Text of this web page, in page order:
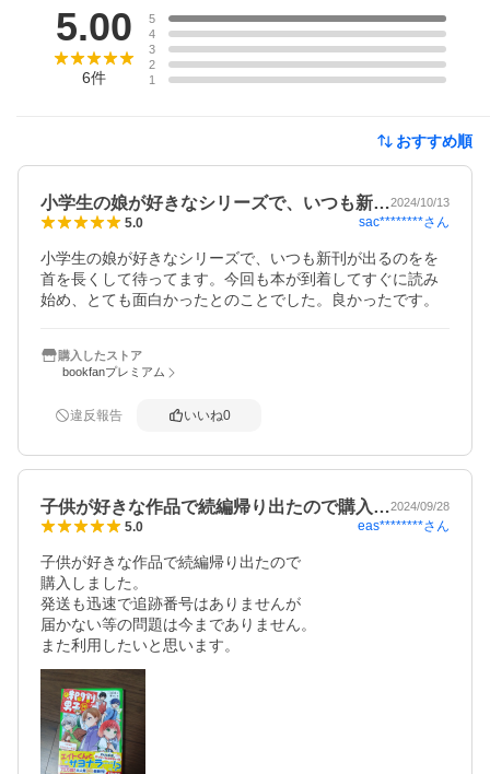
5.00
6件
5
4
3
2
1
おすすめ順
小学生の娘が好きなシリーズで、いつも新…2024/10/13
5.0 sac********さん
小学生の娘が好きなシリーズで、いつも新刊が出るのをを
首を長くして待ってます。今回も本が到着してすぐに読み
始め、とても面白かったとのことでした。良かったです。
購入したストア
bookfanプレミアム
違反報告 いいね0
子供が好きな作品で続編帰り出たので購入…2024/09/28
5.0 eas********さん
子供が好きな作品で続編帰り出たので
購入しました。
発送も迅速で追跡番号はありませんが
届かない等の問題は今までありません。
また利用したいと思います。